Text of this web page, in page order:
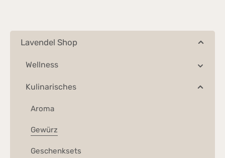
Lavendel Shop
Wellness
Kulinarisches
Aroma
Gewürz
Geschenksets